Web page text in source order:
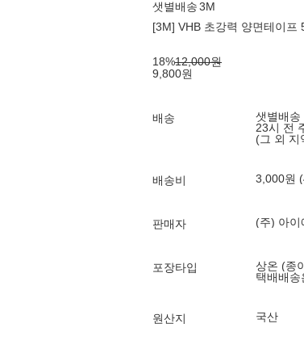
샛별배송3M
[3M] VHB 초강력 양면테이프
18%12,000원
9,800원
배송
샛별배송
23시 전
(그 외 지
배송비 3,000원
판매자 (주) 아이
포장타입
상온 (종
택배배송
원산지 국산